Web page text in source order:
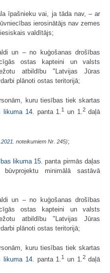
īpašnieku vai, ja tāda nav, – ar
ierosinātājs nav zemes
valdītājs;
un – no kuģošanas drošības
ostas kapteini un valsts
atbildību "Latvijas Jūras
plānoti ostas teritorijā;
kuru tiesības tiek skartas
likuma 14. panta 1.1 un 1.2 daļā
noteikumiem Nr. 245);
likuma 15. panta pirmās daļas
minimālā sastāvā
un – no kuģošanas drošības
ostas kapteini un valsts
atbildību "Latvijas Jūras
plānoti ostas teritorijā;
kuru tiesības tiek skartas
likuma 14. panta 1.1 un 1.2 daļā